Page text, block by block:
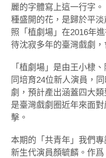
勞動誌
共誌寫手
各期目錄
索取共誌
麗的字體寫上這一行字
種盛開的花，是歸於平
照「植劇場」在2016年
待沈寂多年的臺灣戲劇
「植劇場」是由王小棣
同培育24位新人演員，
劇，預計產出涵蓋四大
是臺灣戲劇圈近年來面
擊。
本期的「共青年」我們
新生代演員顏毓麟。作